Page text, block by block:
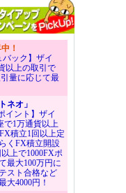
！
バック】ザイ
以上の取引で
量に応じて最
ネオ」
イント】ザイ
で1万通貨以上
積立1回以上定
くFX積立開設
上で1000FXポ
最大100万円に
スト合格など
大4000円！